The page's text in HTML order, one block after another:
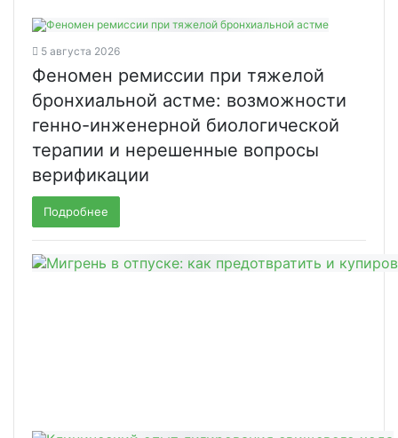
5 августа 2026
Феномен ремиссии при тяжелой
бронхиальной астме: возможности
генно-инженерной биологической
терапии и нерешенные вопросы
верификации
Подробнее